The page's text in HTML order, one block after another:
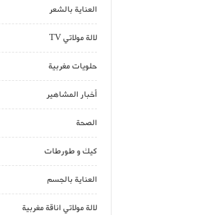
العناية بالشعر
لالة مولاتي TV
حلويات مغربية
أخبار المشاهير
الصحة
كيك و طورطات
العناية بالجسم
لالة مولاتي اناقة مغربية